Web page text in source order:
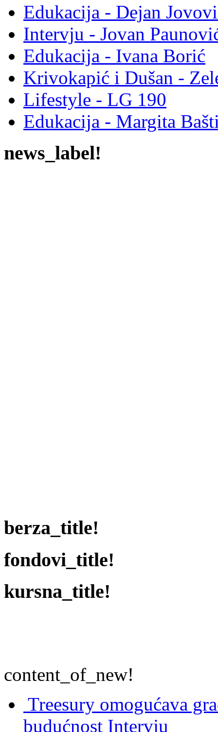
Edukacija - Dejan
Intervju - Jovan
Edukacija - Ivana Borić
Krivokapić i Dušan -
Lifestyle - LG 190
Edukacija - Margita
news_label!
berza_title!
fondovi_title!
kursna_title!
content_of_new!
Treesury omogućava
budućnost Intervju